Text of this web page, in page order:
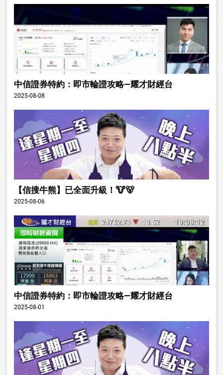
中信證券特約：即市輪證攻略—耀才財經台
2025-08-08
【信搜牛熊】已全面升級！🐮🐻
2025-08-06
中信證券特約：即市輪證攻略—耀才財經台
2025-08-01